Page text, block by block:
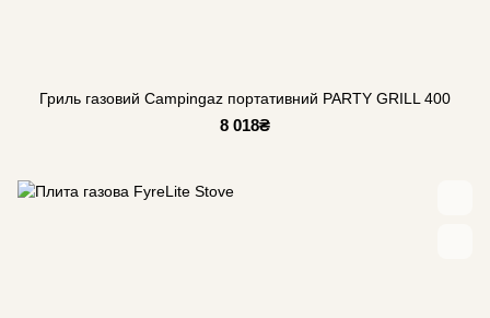
Гриль газовий Campingaz портативний PARTY GRILL 400
8 018₴